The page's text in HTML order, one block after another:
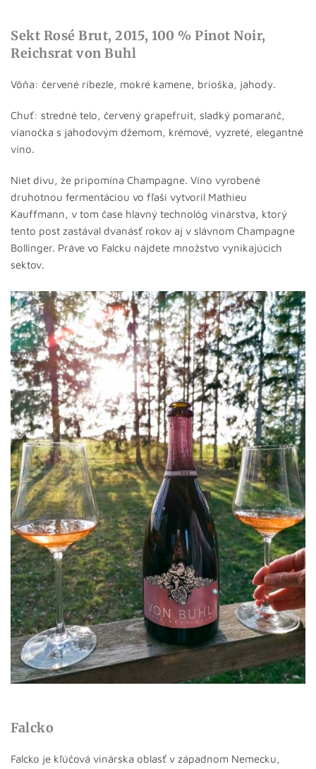
Sekt Rosé Brut, 2015, 100 % Pinot Noir,
Reichsrat von Buhl
Vôňa: červené ríbezle, mokré kamene, brioška, jahody.
Chuť: stredné telo, červený grapefruit, sladký pomaranč,
vianočka s jahodovým džemom, krémové, vyzreté, elegantné
víno.
Niet divu, že pripomína Champagne. Víno vyrobené
druhotnou fermentáciou vo fľaši vytvoril Mathieu
Kauffmann, v tom čase hlavný technológ vinárstva, ktorý
tento post zastával dvanásť rokov aj v slávnom Champagne
Bollinger. Práve vo Falcku nájdete množstvo vynikajúcich
sektov.
Falcko
Falcko je kľúčová vinárska oblasť v západnom Nemecku,